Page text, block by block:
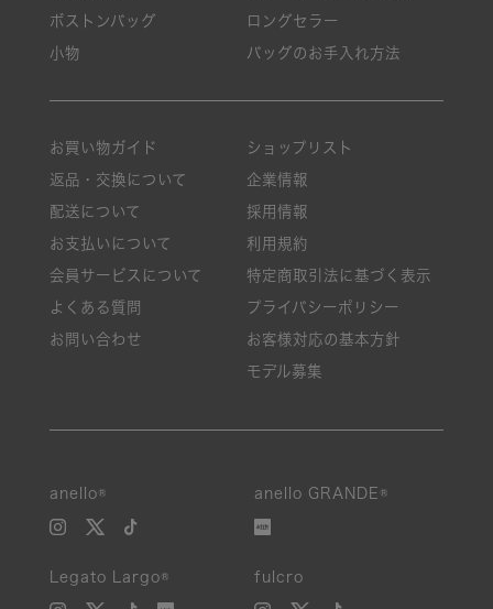
新着
SALE
ボストンバッグ
小物
ロングセラー
バッグのお手入れ方法
お買い物ガイド
返品・交換について
配送について
お支払いについて
会員サービスについて
よくある質問
お問い合わせ
ショップリスト
企業情報
採用情報
利用規約
特定商取引法に基づく表示
プライバシーポリシー
お客様対応の基本方針
モデル募集
anello® anello GRANDE®
Legato Largo® fulcro